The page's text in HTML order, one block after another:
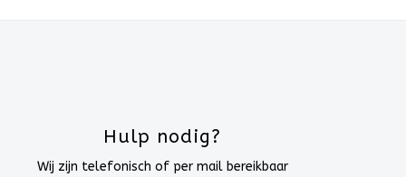
Hulp nodig?
Wij zijn telefonisch of per mail bereikbaar